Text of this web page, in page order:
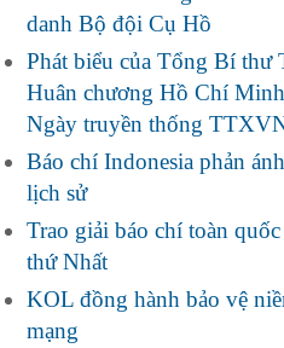
danh Bộ đội Cụ Hồ
Phát biểu của Tổng Bí thư
Huân chương Hồ Chí
Ngày truyền thống
Báo chí Indonesia phản
lịch sử
Trao giải báo chí toàn
thứ Nhất
KOL đồng hành bảo vệ
mạng